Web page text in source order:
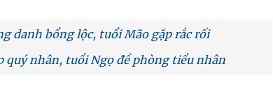
danh bổng lộc, tuổi Mão gặp rắc rối
quý nhân, tuổi Ngọ đề phòng tiểu nhân